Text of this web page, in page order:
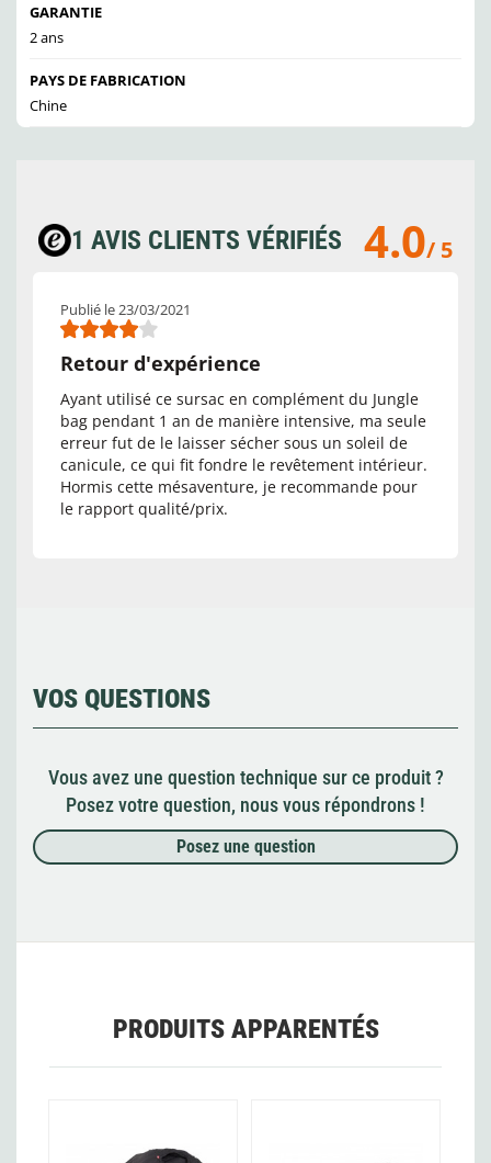
GARANTIE
2 ans
PAYS DE FABRICATION
Chine
1 AVIS CLIENTS VÉRIFIÉS 4.0/ 5
Publié le 23/03/2021
Retour d'expérience
Ayant utilisé ce sursac en complément du Jungle
bag pendant 1 an de manière intensive, ma seule
erreur fut de le laisser sécher sous un soleil de
canicule, ce qui fit fondre le revêtement intérieur.
Hormis cette mésaventure, je recommande pour
le rapport qualité/prix.
VOS QUESTIONS
Vous avez une question technique sur ce produit ?
Posez votre question, nous vous répondrons !
Posez une question
PRODUITS APPARENTÉS